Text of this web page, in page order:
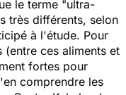
le terme "ultra-
très différents, selon
à l'étude. Pour
(entre ces aliments et
fortes pour
comprendre les